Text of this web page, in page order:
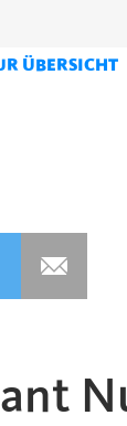
ÜBERSICHT